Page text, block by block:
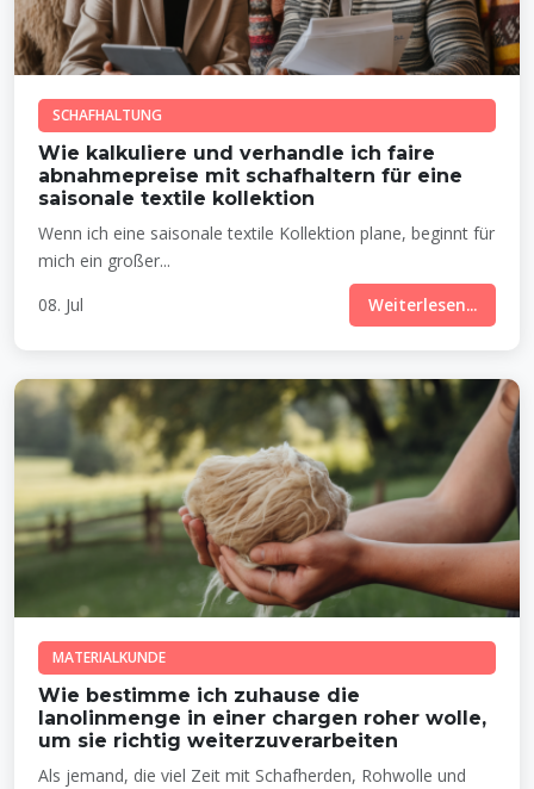
SCHAFHALTUNG
Wie kalkuliere und verhandle ich faire
abnahmepreise mit schafhaltern für eine
saisonale textile kollektion
Wenn ich eine saisonale textile Kollektion plane, beginnt für
mich ein großer...
08. Jul
Weiterlesen...
MATERIALKUNDE
Wie bestimme ich zuhause die
lanolinmenge in einer chargen roher wolle,
um sie richtig weiterzuverarbeiten
Als jemand, die viel Zeit mit Schafherden, Rohwolle und